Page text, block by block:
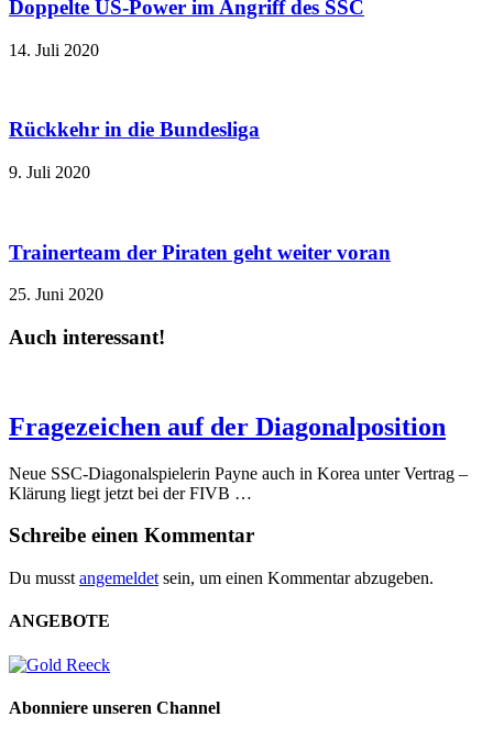
Doppelte US-Power im Angriff des SSC
14. Juli 2020
Rückkehr in die Bundesliga
9. Juli 2020
Trainerteam der Piraten geht weiter voran
25. Juni 2020
Auch interessant!
Fragezeichen auf der Diagonalposition
Neue SSC-Diagonalspielerin Payne auch in Korea unter Vertrag –
Klärung liegt jetzt bei der FIVB …
Schreibe einen Kommentar
Du musst angemeldet sein, um einen Kommentar abzugeben.
ANGEBOTE
Abonniere unseren Channel